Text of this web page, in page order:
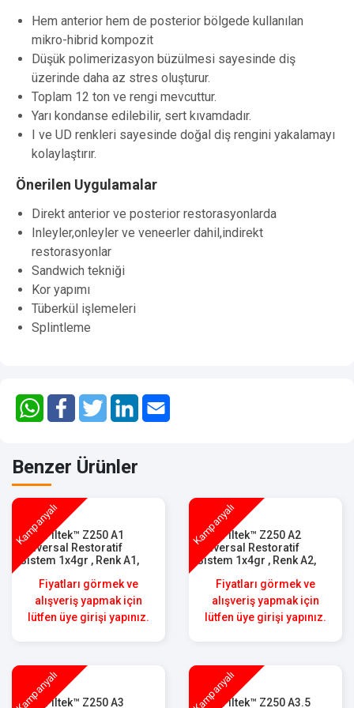
Hem anterior hem de posterior bölgede kullanılan
mikro-hibrid kompozit
Düşük polimerizasyon büzülmesi sayesinde diş
üzerinde daha az stres oluşturur.
Toplam 12 ton ve rengi mevcuttur.
Yarı kondanse edilebilir, sert kıvamdadır.
I ve UD renkleri sayesinde doğal diş rengini yakalamayı
kolaylaştırır.
Önerilen Uygulamalar
Direkt anterior ve posterior restorasyonlarda
Inleyler,onleyler ve veneerler dahil,indirekt
restorasyonlar
Sandwich tekniği
Kor yapımı
Tüberkül işlemeleri
Splintleme
Benzer Ürünler
Kampanyalı
3M™ Filtek™ Z250 A1
Universal Restoratif
Sistem 1x4gr , Renk A1,
Fiyatları görmek ve
alışveriş yapmak için
lütfen üye girişi yapınız.
Kampanyalı
3M™ Filtek™ Z250 A2
Universal Restoratif
Sistem 1x4gr , Renk A2,
Fiyatları görmek ve
alışveriş yapmak için
lütfen üye girişi yapınız.
Kampanyalı
3M™ Filtek™ Z250 A3
Kampanyalı
3M™ Filtek™ Z250 A3.5